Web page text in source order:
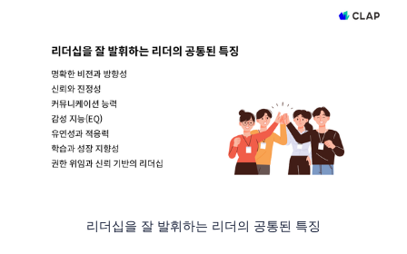
리더십을 잘 발휘하는 리더의 공통된 특징